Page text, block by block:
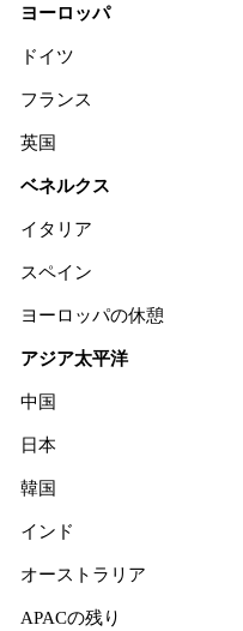
ヨーロッパ
ドイツ
フランス
英国
ベネルクス
イタリア
スペイン
ヨーロッパの休憩
アジア太平洋
中国
日本
韓国
インド
オーストラリア
APACの残り